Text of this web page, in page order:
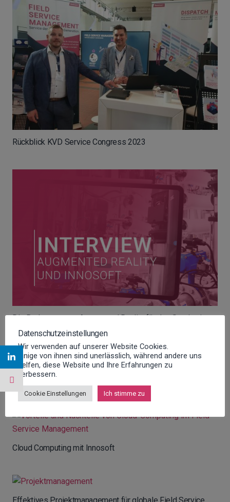
Rückblick KVD Service Congress 2023
Die Bedeutung von Augmented Reality für den Service im
Maschinen- und Anlagenbau
Innosoft Firmenevent Kletterpark
Cloud Computing mit Innosoft
Datenschutzeinstellungen
Wir verwenden auf unserer Website Cookies.
Einige von ihnen sind unerlässlich, während andere uns
helfen, diese Website und Ihre Erfahrungen zu
verbessern.
Cookie Einstellungen Ich stimme zu